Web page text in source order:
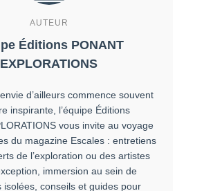
AUTEUR
Éditions PONANT
EXPLORATIONS
d’ailleurs commence souvent
inspirante, l’équipe Éditions
vous invite au voyage
du magazine Escales : entretiens
de l’exploration ou des artistes
immersion au sein de
isolées, conseils et guides pour